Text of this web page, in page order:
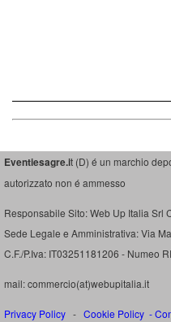
Eventiesagre.it (D) é un marchio
autorizzato non é ammesso
Responsabile Sito: Web Up Italia Srl
Sede Legale e Amministrativa: Via
C.F./P.Iva: IT03251181206 - Numeo
mail: commercio(at)webupitalia.it
Privacy Policy - Cookie Policy -